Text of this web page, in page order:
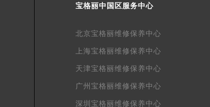
后服务中心（需提前预约）
宝格丽售后服务中心（需提前预约）
格丽售后服务中心（需提前预约）
丽售后服务中心（需提前预约）
丽售后服务中心（需提前预约）
格丽售后服务中心（需提前预约）
街与额尔敦路交叉口宝格丽售后服务中心（需提前预约）
宝格丽售后服务中心（需提前预约）
宝格丽中国区服务中心
北京宝格丽维修保养中心
上海宝格丽维修保养中心
天津宝格丽维修保养中心
广州宝格丽维修保养中心
深圳宝格丽维修保养中心